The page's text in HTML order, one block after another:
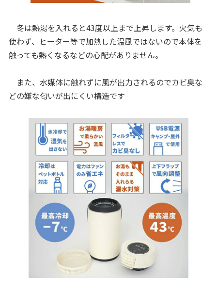
冬は熱湯を入れると43度以上まで上昇します。火気も
使わず、ヒーター等で加熱した温風ではないので本体を
触っても熱くなるなどの心配がありません。
また、水媒体に触れずに風が出力されるのでカビ臭な
どの嫌な匂いが出にくい構造です